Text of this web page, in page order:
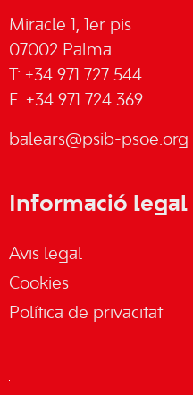
Miracle 1, 1er pis
07002 Palma
T: +34 971 727 544
F: +34 971 724 369
balears@psib-psoe.org
Informació legal
Avis legal
Cookies
Política de privacitat